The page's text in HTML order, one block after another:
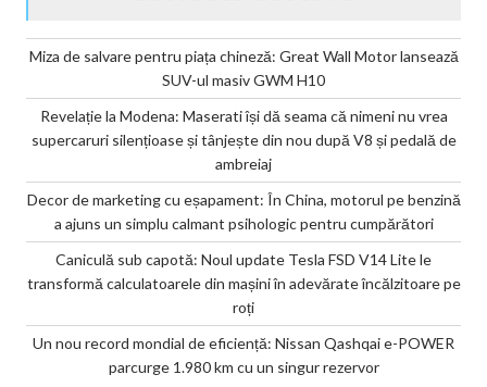
Miza de salvare pentru piața chineză: Great Wall Motor lansează
SUV-ul masiv GWM H10
Revelație la Modena: Maserati își dă seama că nimeni nu vrea
supercaruri silențioase și tânjește din nou după V8 și pedală de
ambreiaj
Decor de marketing cu eșapament: În China, motorul pe benzină
a ajuns un simplu calmant psihologic pentru cumpărători
Caniculă sub capotă: Noul update Tesla FSD V14 Lite le
transformă calculatoarele din mașini în adevărate încălzitoare pe
roți
Un nou record mondial de eficiență: Nissan Qashqai e-POWER
parcurge 1.980 km cu un singur rezervor